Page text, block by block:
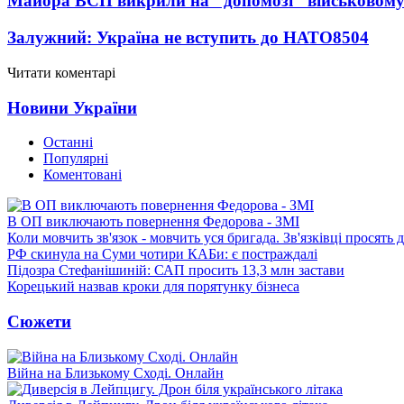
Залужний: Україна не вступить до НАТО8504
Читати коментарі
Новини України
Останні
Популярні
Коментовані
В ОП виключають повернення Федорова - ЗМІ
Коли мовчить зв'язок - мовчить уся бригада. Зв'язківці просять
РФ скинула на Суми чотири КАБи: є постраждалі
Підозра Стефанішиній: САП просить 13,3 млн застави
Корецький назвав кроки для порятунку бізнеса
Сюжети
Війна на Близькому Сході. Онлайн